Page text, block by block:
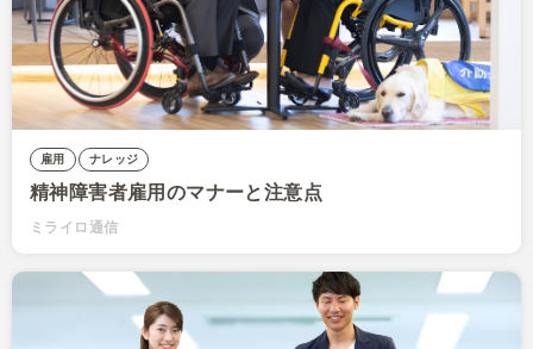
雇用 ナレッジ
精神障害者雇用のマナーと注意点
ミライロ通信